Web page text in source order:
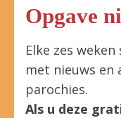
Opgave
Elke zes
met nieuws
parochies.
Als u deze